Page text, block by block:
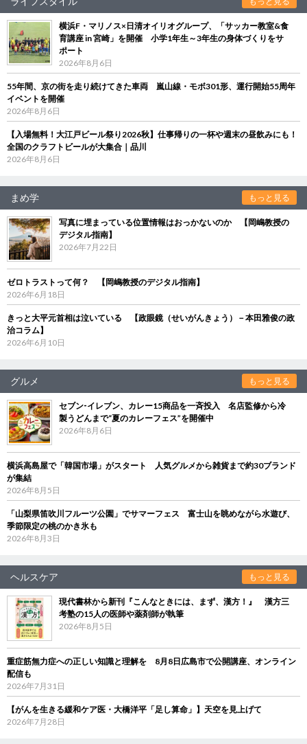
横浜F・マリノス×日清オイリオグループ、「サッカー教室&食
育講座 in 宮崎」を開催 小学1年生～3年生の身体づくりをサ
ポート
2026年8月6日
55年間、京の街を走り続けてきた車両 嵐山線・モボ301形、運行開始55周年
イベントを開催
2026年8月6日
【入場無料！大江戸ビール祭り2026秋】仕事帰りの一杯や週末の昼飲みにも！
全国のクラフトビールが大集合｜品川
2026年8月6日
まめ学 もっと見る
写真に埋まっている位置情報はおっかないのか 【岡嶋教授の
デジタル指南】
2026年7月22日
ゼロトラストって何？ 【岡嶋教授のデジタル指南】
2026年6月18日
きっと大平元首相は泣いている 【政眼鏡（せいがんきょう）－本田雅俊の政
治コラム】
2026年6月10日
グルメ もっと見る
セブン‐イレブン、カレー15商品を一斉投入 名店監修から冷
製うどんまで“夏のカレーフェス”を開催中
2026年8月6日
横浜高島屋で「韓国市場」がスタート 人気グルメから雑貨まで約30ブランド
が集結
2026年8月5日
「山梨県笛吹川フルーツ公園」でサマーフェス 富士山を眺めながら水遊び、
季節限定の桃のかき氷も
2026年8月3日
ヘルスケア もっと見る
現代書林から新刊『こんなときには、まず、漢方！』 漢方三
考塾の15人の医師や薬剤師が執筆
2026年8月5日
重症筋無力症への正しい知識と理解を 8月8日広島市で公開講座、オンライン
配信も
2026年7月31日
【がんを生きる緩和ケア医・大橋洋平「足し算命」】天空を見上げて
2026年7月28日